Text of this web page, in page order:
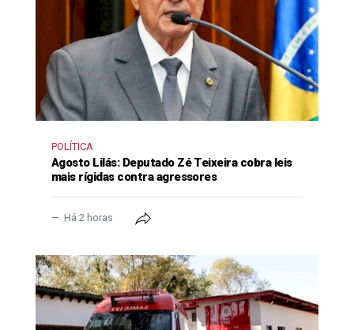
POLÍTICA
Agosto Lilás: Deputado Zé Teixeira cobra leis
mais rígidas contra agressores
Há 2 horas